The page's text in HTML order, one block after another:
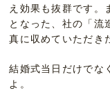
え効果も抜群です。
となった、社の「流
真に収めていただき
結婚式当日だけでな
よ。